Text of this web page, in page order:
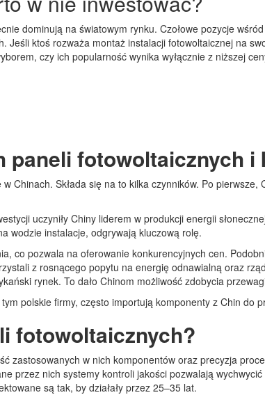
dominują na światowym rynku. Czołowe pozycje
ktoś rozważa montaż instalacji fotowoltaicznej na
czy ich popularność wynika wyłącznie z niższej
fotowoltaicznych i
Chinach. Składa się na to kilka czynników. Po
uczyniły Chiny liderem w produkcji energii
wodzie instalacje, odgrywają kluczową rolę.
co pozwala na oferowanie konkurencyjnych cen.
z rosnącego popytu na energię odnawialną oraz
rynek. To dało Chinom możliwość zdobycia
polskie firmy, często importują komponenty z Chin do
fotowoltaicznych?
w nich komponentów oraz precyzja
nich systemy kontroli jakości pozwalają wychwycić
są tak, by działały przez 25–35 lat.